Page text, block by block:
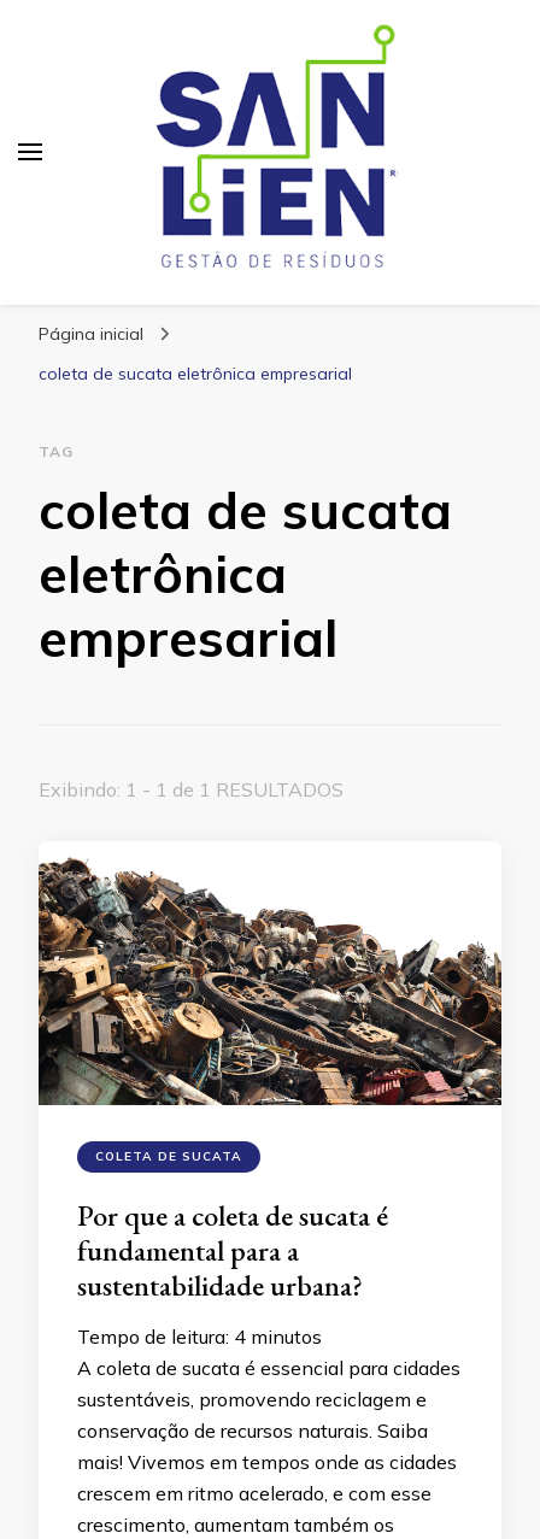
Página inicial
coleta de sucata eletrônica empresarial
TAG
coleta de sucata
eletrônica
empresarial
Exibindo: 1 - 1 de 1 RESULTADOS
COLETA DE SUCATA
Por que a coleta de sucata é
fundamental para a
sustentabilidade urbana?
Tempo de leitura: 4 minutos
A coleta de sucata é essencial para cidades
sustentáveis, promovendo reciclagem e
conservação de recursos naturais. Saiba
mais! Vivemos em tempos onde as cidades
crescem em ritmo acelerado, e com esse
crescimento, aumentam também os